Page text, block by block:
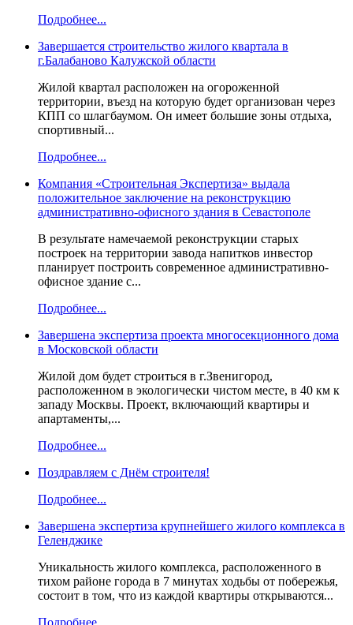
Подробнее...
Завершается строительство жилого квартала в
г.Балабаново Калужской области
Жилой квартал расположен на огороженной
территории, въезд на которую будет организован через
КПП со шлагбаумом. Он имеет большие зоны отдыха,
спортивный...
Подробнее...
Компания «Строительная Экспертиза» выдала
положительное заключение на реконструкцию
административно-офисного здания в Севастополе
В результате намечаемой реконструкции старых
построек на территории завода напитков инвестор
планирует построить современное административно-
офисное здание с...
Подробнее...
Завершена экспертиза проекта многосекционного дома
в Московской области
Жилой дом будет строиться в г.Звенигород,
расположенном в экологически чистом месте, в 40 км к
западу Москвы. Проект, включающий квартиры и
апартаменты,...
Подробнее...
Поздравляем с Днём строителя!
Подробнее...
Завершена экспертиза крупнейшего жилого комплекса в
Геленджике
Уникальность жилого комплекса, расположенного в
тихом районе города в 7 минутах ходьбы от побережья,
состоит в том, что из каждой квартиры открываются...
Подробнее...